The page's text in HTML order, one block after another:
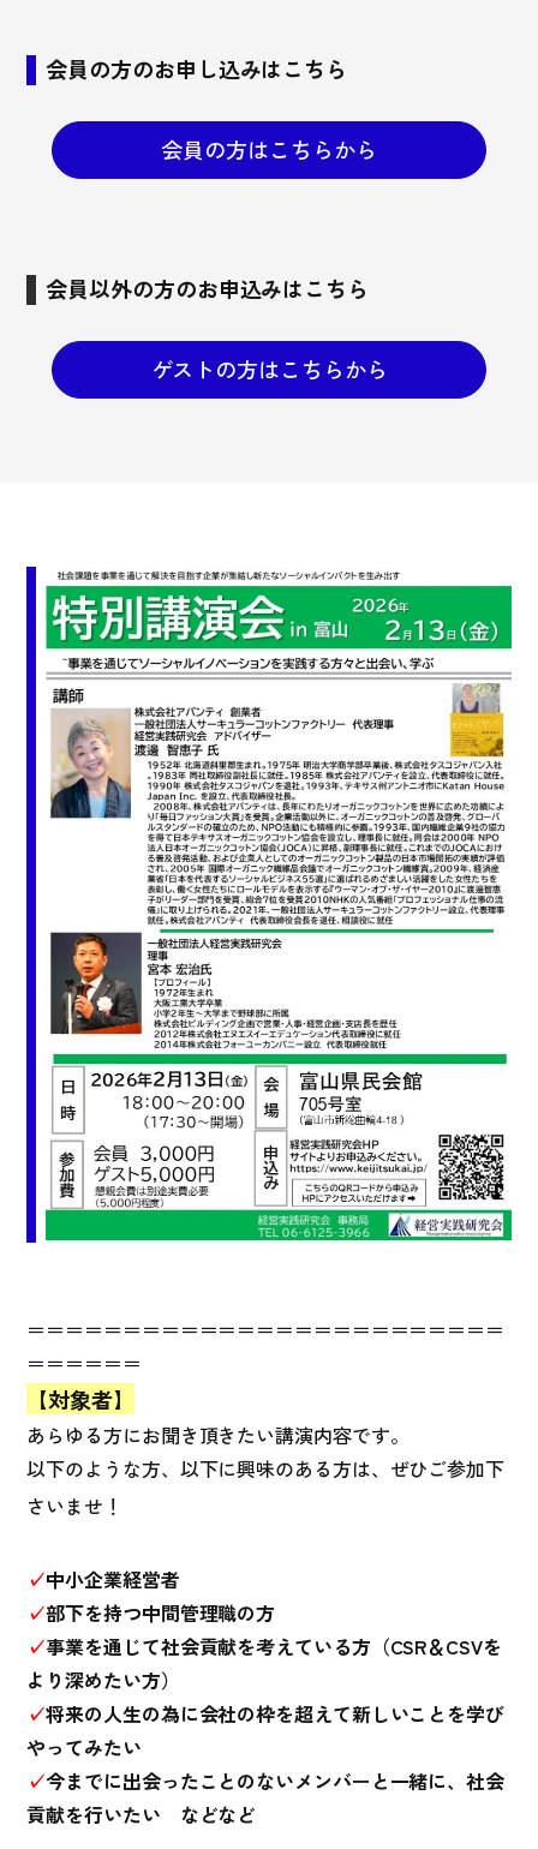
会員の方のお申し込みはこちら
会員の方はこちらから
会員以外の方のお申込みはこちら
ゲストの方はこちらから
＝＝＝＝＝＝＝＝＝＝＝＝＝＝＝＝＝＝＝＝＝＝＝＝＝
＝＝＝＝＝＝
【対象者】
あらゆる方にお聞き頂きたい講演内容です。
以下のような方、以下に興味のある方は、ぜひご参加下
さいませ！
✓中小企業経営者
✓部下を持つ中間管理職の方
✓事業を通じて社会貢献を考えている方（CSR＆CSVを
より深めたい方）
✓将来の人生の為に会社の枠を超えて新しいことを学び
やってみたい
✓今までに出会ったことのないメンバーと一緒に、社会
貢献を行いたい などなど